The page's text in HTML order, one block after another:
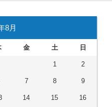
8月
金 土 日
1 2
7 8 9
14 15 16